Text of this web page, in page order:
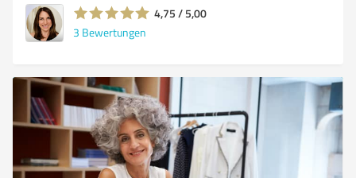
4,75 / 5,00
3 Bewertungen